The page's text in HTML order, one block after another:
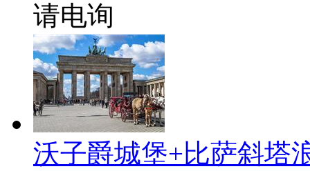
请电询
沃子爵城堡+比萨斜塔